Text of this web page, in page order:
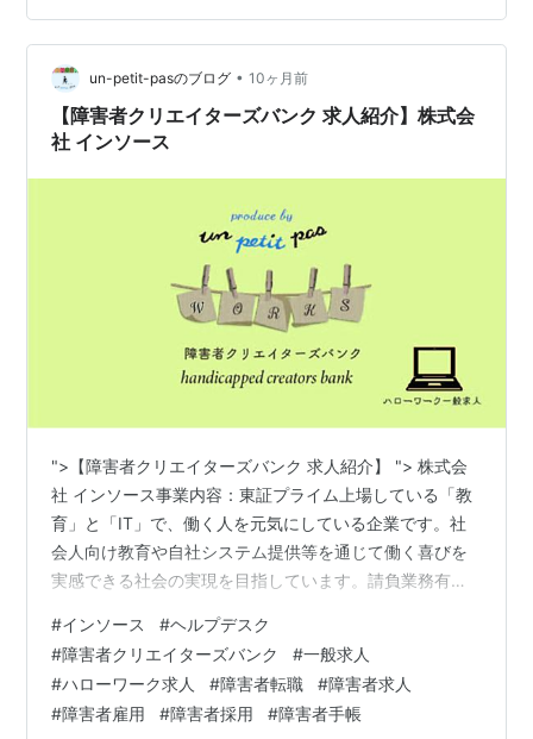
タブレットやパソコン端末のセットアッ…
un-petit-pasのブログ • 10ヶ月前
【障害者クリエイターズバンク 求人紹介】株式会
社 インソース
">【障害者クリエイターズバンク 求人紹介】 "> 株式会
社 インソース事業内容：東証プライム上場している「教
育」と「IT」で、働く人を元気にしている企業です。社
会人向け教育や自社システム提供等を通じて働く喜びを
実感できる社会の実現を目指しています。請負業務有。
クスタッフ■誰に：自治体や教職員などの教育用プラッ
トフォーム『Leaf』を利用するユーザー■何を：システ
ムの利用方法に関する質問を、メールや電話で対応して
いただきます。【人事サポートシステム『Leaf（リー
#インソース #ヘルプデスク
#障害者クリエイターズバンク #一般求人
#ハローワーク求人 #障害者転職 #障害者求人
#障害者雇用 #障害者採用 #障害者手帳